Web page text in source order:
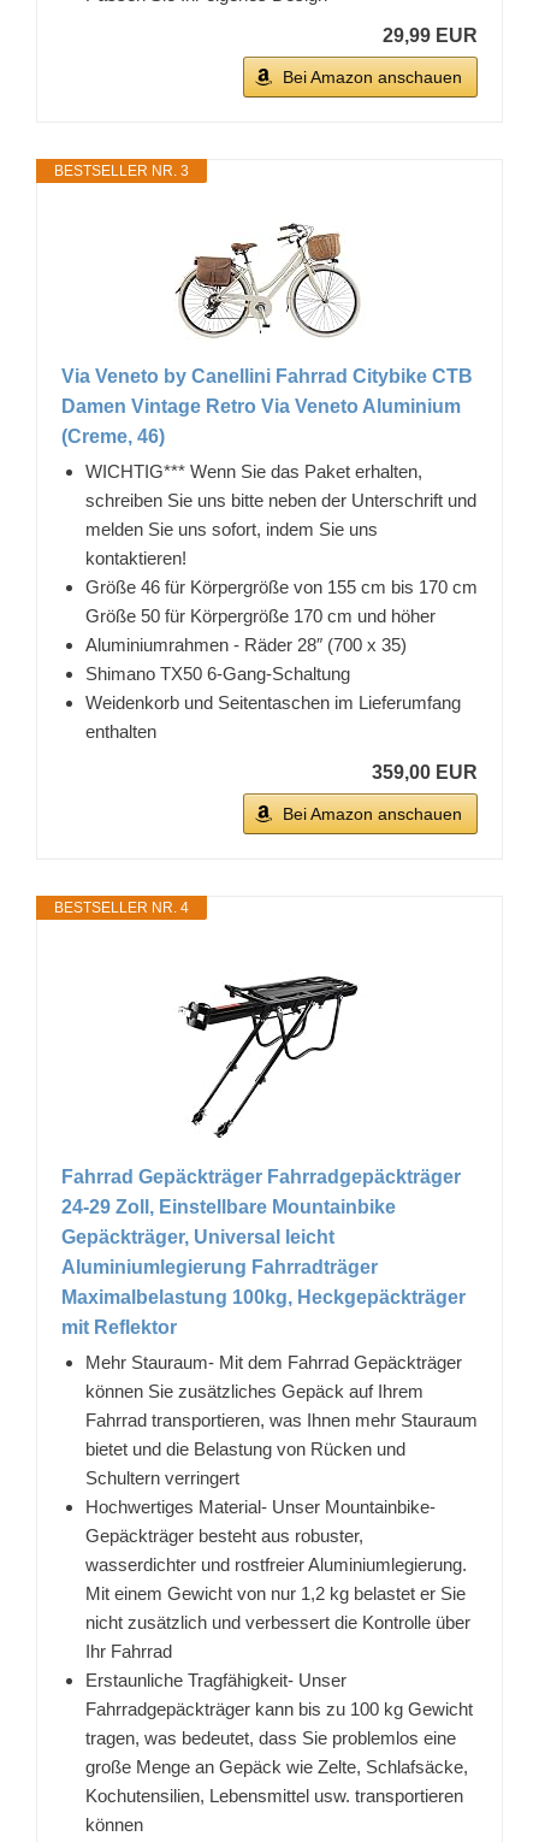
29,99 EUR
Bei Amazon anschauen
BESTSELLER NR. 3
Via Veneto by Canellini Fahrrad Citybike CTB
Damen Vintage Retro Via Veneto Aluminium
(Creme, 46)
WICHTIG*** Wenn Sie das Paket erhalten,
schreiben Sie uns bitte neben der Unterschrift und
melden Sie uns sofort, indem Sie uns
kontaktieren!
Größe 46 für Körpergröße von 155 cm bis 170 cm
Größe 50 für Körpergröße 170 cm und höher
Aluminiumrahmen - Räder 28″ (700 x 35)
Shimano TX50 6-Gang-Schaltung
Weidenkorb und Seitentaschen im Lieferumfang
enthalten
359,00 EUR
Bei Amazon anschauen
BESTSELLER NR. 4
Fahrrad Gepäckträger Fahrradgepäckträger
24-29 Zoll, Einstellbare Mountainbike
Gepäckträger, Universal leicht
Aluminiumlegierung Fahrradträger
Maximalbelastung 100kg, Heckgepäckträger
mit Reflektor
Mehr Stauraum- Mit dem Fahrrad Gepäckträger
können Sie zusätzliches Gepäck auf Ihrem
Fahrrad transportieren, was Ihnen mehr Stauraum
bietet und die Belastung von Rücken und
Schultern verringert
Hochwertiges Material- Unser Mountainbike-
Gepäckträger besteht aus robuster,
wasserdichter und rostfreier Aluminiumlegierung.
Mit einem Gewicht von nur 1,2 kg belastet er Sie
nicht zusätzlich und verbessert die Kontrolle über
Ihr Fahrrad
Erstaunliche Tragfähigkeit- Unser
Fahrradgepäckträger kann bis zu 100 kg Gewicht
tragen, was bedeutet, dass Sie problemlos eine
große Menge an Gepäck wie Zelte, Schlafsäcke,
Kochutensilien, Lebensmittel usw. transportieren
können